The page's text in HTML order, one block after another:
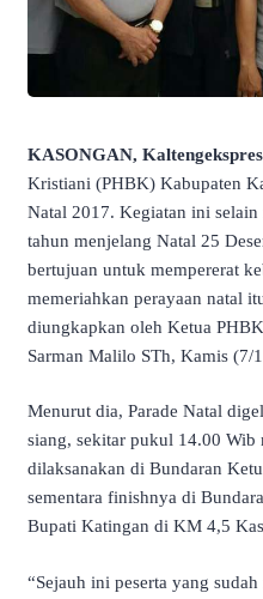
KASONGAN,
Kristiani (PHBK) Kabupaten
Natal 2017. Kegiatan ini
tahun menjelang Natal 25
bertujuan untuk mempererat
memeriahkan perayaan natal
diungkapkan oleh Ketua
Sarman Malilo STh, Kamis (7/
Menurut dia, Parade Natal
siang, sekitar pukul 14.00 Wib
dilaksanakan di Bundaran
sementara finishnya di
Bupati Katingan di KM 4,5
“Sejauh ini peserta yang